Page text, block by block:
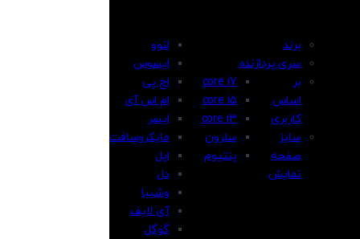
برند
لنوو
ایسوس
اچ پی
ام اس آی
ایسر
مایکروسافت
اپل
دل
وشیبا
آی لایف
گوگل
سری پردازنده
core i7
core i5
core i3
سلرون
پنتیوم
بر
اساس
کاربری
سایز
صفحه
نمایش